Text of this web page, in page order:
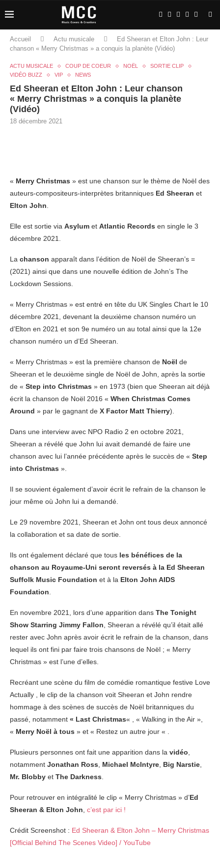
Accueil Actu musicale
Ed Sheeran et Elton John : Leur
chanson « Merry Christmas » a conquis la planète (Vidéo)
ACTU MUSICALE COUP DE COEUR NOËL
SORTIE CLIP
VIDÉO BUZZ
VIP NEWS
Ed Sheeran et Elton John : Leur chanson
« Merry Christmas » a conquis la planète
(Vidéo)
18 décembre 2021
« Merry Christmas » est une chanson sur le thème de Noël des
auteurs-compositeurs-interprètes britanniques Ed Sheeran et
Elton John
Elle est sortie via Asylum et Atlantic Records en single le 3
décembre 2021.
La chanson apparaît dans l’édition de Noël de Sheeran’s =
(2021) ainsi que dans une nouvelle édition de John’s The
Lockdown Sessions.
« Merry Christmas » est entré en tête du UK Singles Chart le 10
décembre 2021, devenant la deuxième chanson numéro un
d’Elton en 2021 et son 9e numéro un au total ainsi que la 12e
chanson numéro un d’Ed Sheeran.
« Merry Christmas » est la première chanson de Noël de
Sheeran et le deuxième single de Noël de John, après la sortie
de « Step into Christmas » en 1973 (bien que Sheeran ait déjà
écrit la chanson de Noël 2016 « When Christmas Comes
Around » par le gagnant de X Factor Matt Thierry).
Dans une interview avec NPO Radio 2 en octobre 2021,
Sheeran a révélé que John lui avait demandé de faire une
chanson avec lui l’année précédente après le succès de « Step
into Christmas ».
Il se souvient également d’avoir écrit le refrain de la chanson le
jour même où John lui a demandé.
Le 29 novembre 2021, Sheeran et John ont tous deux annoncé
la collaboration et sa date de sortie.
Ils ont également déclaré que tous les bénéfices de la
chanson au Royaume-Uni seront reversés à la Ed Sheeran
Suffolk Music Foundation et à la Elton John AIDS
Foundation
En novembre 2021, lors d’une apparition dans The Tonight
Show Starring Jimmy Fallon , Sheeran a révélé qu’il était allé
rester avec John après avoir écrit le refrain de la chanson, dans
lequel ils ont fini par faire trois chansons de Noël ; « Merry
Christmas » est l’une d’elles.
Recréant une scène du film de comédie romantique festive Love
Actually , le clip de la chanson voit Sheeran et John rendre
hommage à des scènes de succès de Noël britanniques du
passé, notamment « Last Christmas« , « Walking in the Air »,
« Merry Noël à tous » et « Restez un autre jour « .
Plusieurs personnes ont fait une apparition dans la vidéo
notamment Jonathan Ross Michael McIntyre Big Narstie
Mr. Blobby et The Darkness
Pour retrouver en intégralité le clip « Merry Christmas » d’Ed
Sheeran & Elton John c’est par ici !
Crédit Screenshot : Ed Sheeran & Elton John – Merry Christmas
[Official Behind The Scenes Video] / YouTube